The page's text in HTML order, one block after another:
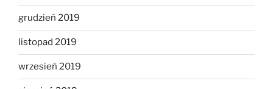
grudzień 2019
listopad 2019
wrzesień 2019